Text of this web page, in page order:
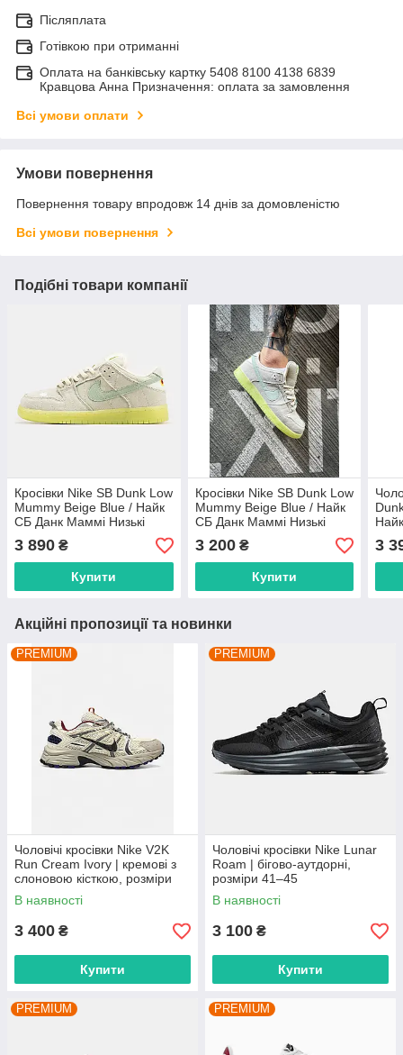
Післяплата
Готівкою при отриманні
Оплата на банківську картку 5408 8100 4138 6839
Кравцова Анна Призначення: оплата за замовлення
Всі умови оплати
Умови повернення
Повернення товару впродовж 14 днів за домовленістю
Всі умови повернення
Подібні товари компанії
Кросівки Nike SB Dunk Low
Mummy Beige Blue / Найк
СБ Данк Маммі Низькі
3 890 ₴
Купити
Кросівки Nike SB Dunk Low
Mummy Beige Blue / Найк
СБ Данк Маммі Низькі
3 200₴
Купити
3
Акційні пропозиції та новинки
PREMIUM
Чоловічі кросівки Nike V2K
Run Cream Ivory | кремові з
слоновою кісткою, розміри
41–45
В наявності
3 400 ₴
Купити
PREMIUM
Чоловічі кросівки Nike Lunar
Roam | бігово-аутдорні,
розміри 41–45
В наявності
3 100 ₴
Купити
PREMIUM PREMIUM